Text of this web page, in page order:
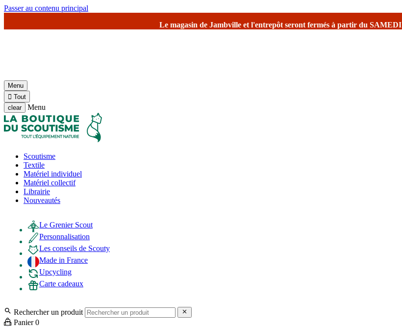
Passer au contenu principal
Le magasin de Jambville et l'entrepôt seront fermés à partir du SAMEDI 1er aoûtpour la fermeture estivale
Menu
 Tout
clear
Menu
Scoutisme
Textile
Matériel individuel
Matériel collectif
Librairie
Nouveautés
Le Grenier Scout
Personnalisation
Les conseils de Scouty
Made in France
Upcycling
Carte cadeaux
 Rechercher un produit 
Panier 0